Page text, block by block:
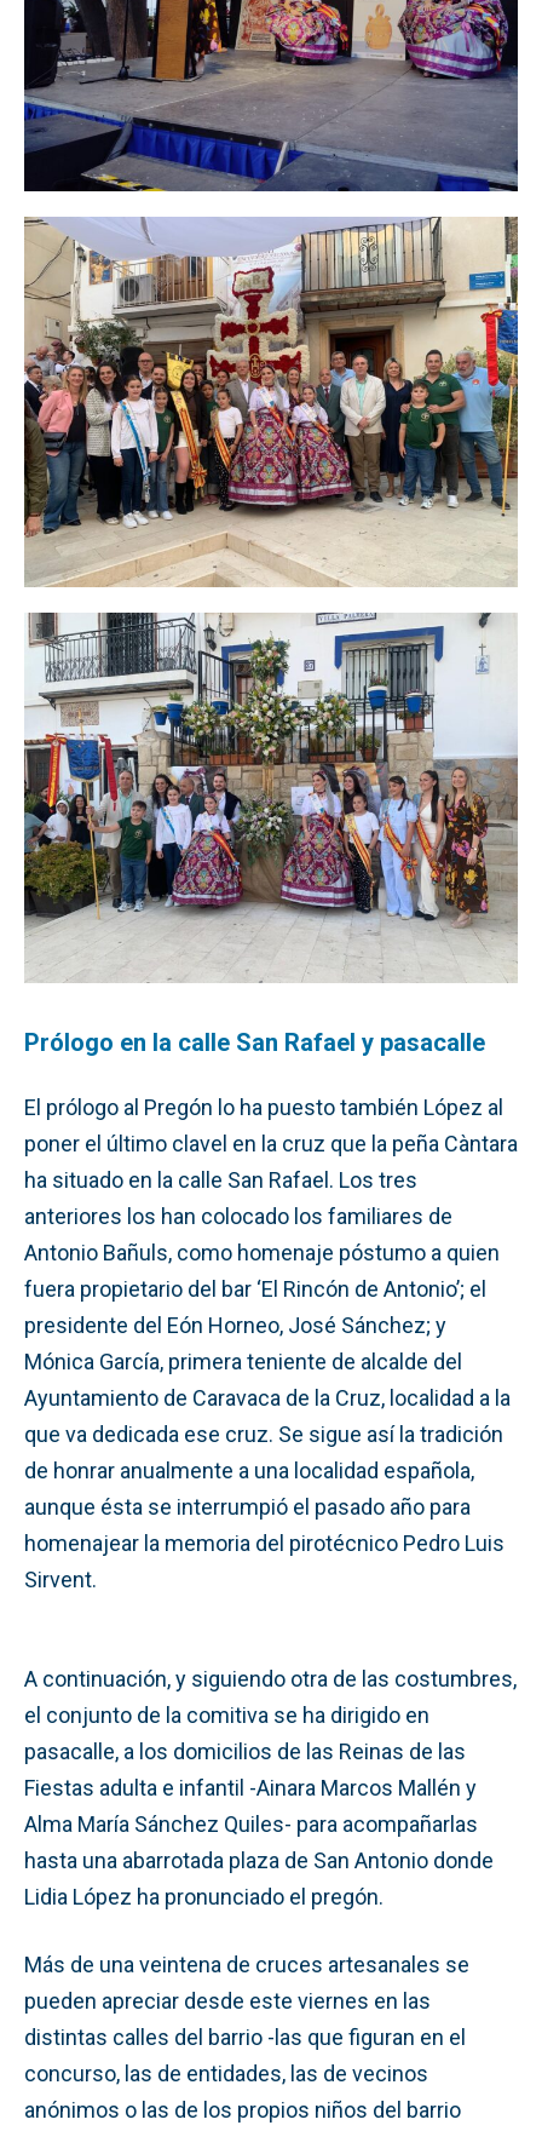
Prólogo en la calle San Rafael y pasacalle
El prólogo al Pregón lo ha puesto también López al
poner el último clavel en la cruz que la peña Càntara
ha situado en la calle San Rafael. Los tres
anteriores los han colocado los familiares de
Antonio Bañuls, como homenaje póstumo a quien
fuera propietario del bar ‘El Rincón de Antonio’; el
presidente del Eón Horneo, José Sánchez; y
Mónica García, primera teniente de alcalde del
Ayuntamiento de Caravaca de la Cruz, localidad a la
que va dedicada ese cruz. Se sigue así la tradición
de honrar anualmente a una localidad española,
aunque ésta se interrumpió el pasado año para
homenajear la memoria del pirotécnico Pedro Luis
Sirvent.
A continuación, y siguiendo otra de las costumbres,
el conjunto de la comitiva se ha dirigido en
pasacalle, a los domicilios de las Reinas de las
Fiestas adulta e infantil -Ainara Marcos Mallén y
Alma María Sánchez Quiles- para acompañarlas
hasta una abarrotada plaza de San Antonio donde
Lidia López ha pronunciado el pregón.
Más de una veintena de cruces artesanales se
pueden apreciar desde este viernes en las
distintas calles del barrio -las que figuran en el
concurso, las de entidades, las de vecinos
anónimos o las de los propios niños del barrio